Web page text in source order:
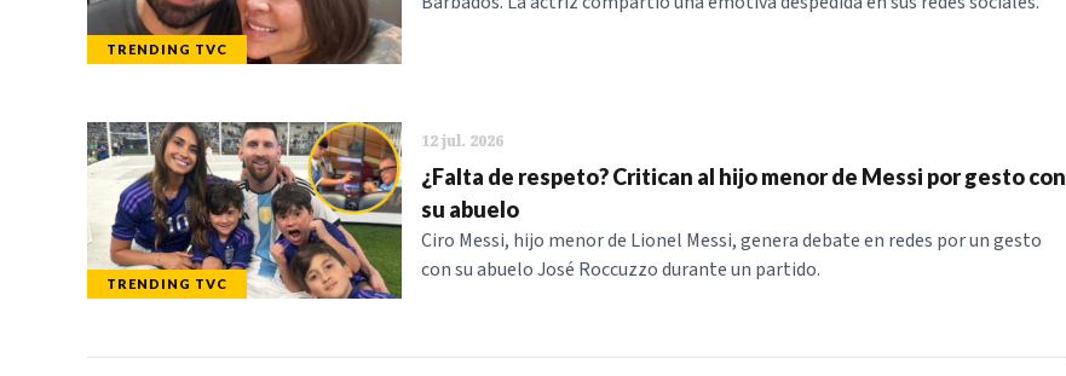
TRENDING TVC
TRENDING TVC
12 jul. 2026
¿Falta de respeto? Critican al hijo menor de Messi por gesto con
su abuelo
Ciro Messi, hijo menor de Lionel Messi, genera debate en redes por un gesto
con su abuelo José Roccuzzo durante un partido.